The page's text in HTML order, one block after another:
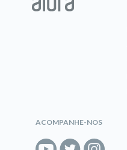
ACOMPANHE-NOS